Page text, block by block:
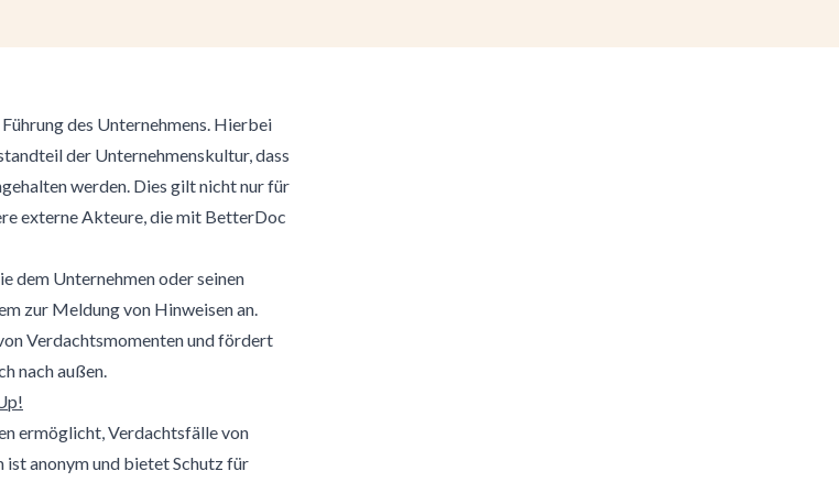
des Unternehmens. Hierbei
der Unternehmenskultur, dass
werden. Dies gilt nicht nur für
externe Akteure, die mit BetterDoc
dem Unternehmen oder seinen
zur Meldung von Hinweisen an.
Verdachtsmomenten und fördert
nach außen.
ermöglicht, Verdachtsfälle von
anonym und bietet Schutz für